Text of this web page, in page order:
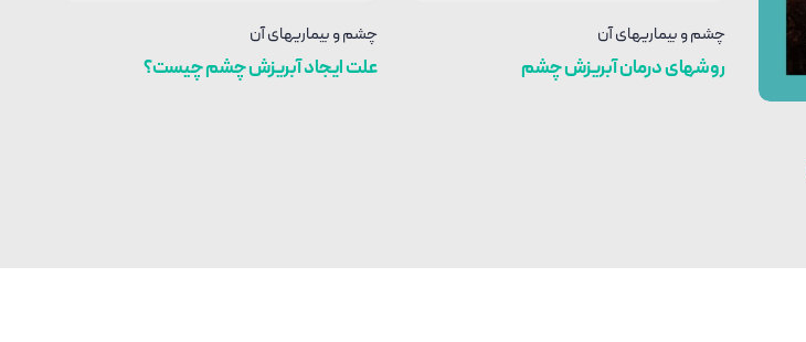
چشم و بیماریهای آن
روشهای درمان آبریزش چشم
چشم و بیماریهای آن
علت ایجاد آبریزش چشم چیست؟